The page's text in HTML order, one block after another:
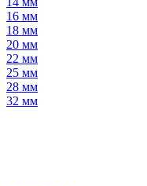
16 мм
18 мм
20 мм
22 мм
25 мм
28 мм
32 мм